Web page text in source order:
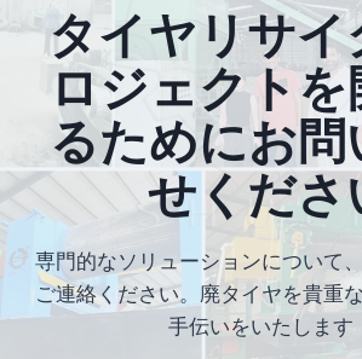
タイヤリサイ
ロジェクト
るためにお問
せくださ
専門的なソリューションについて
ご連絡ください。廃タイヤを貴重
手伝いをいたします